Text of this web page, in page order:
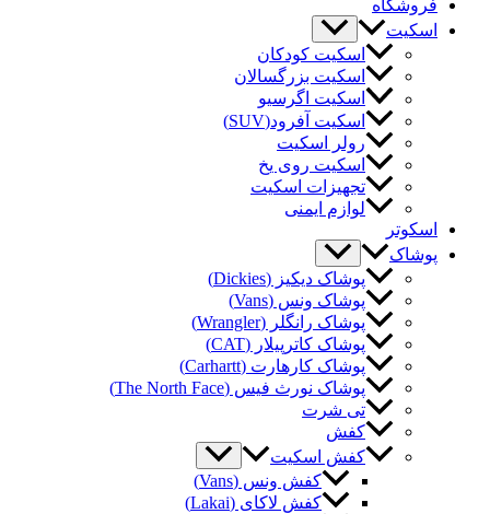
اسکیت کودکان
اسکیت بزرگسالان
اسکیت اگرسیو
اسکیت آفرود(SUV)
رولر اسکیت
اسکیت روی یخ
تجهیزات اسکیت
لوازم ایمنی
پوشاک دیکیز (Dickies)
پوشاک ونس (Vans)
پوشاک رانگلر (Wrangler)
پوشاک کاترپیلار (CAT)
پوشاک کارهارت (Carhartt)
پوشاک نورث فیس (The North Face)
تی شرت
کفش
کفش اسکیت
کفش ونس (Vans)
کفش لاکای (Lakai)